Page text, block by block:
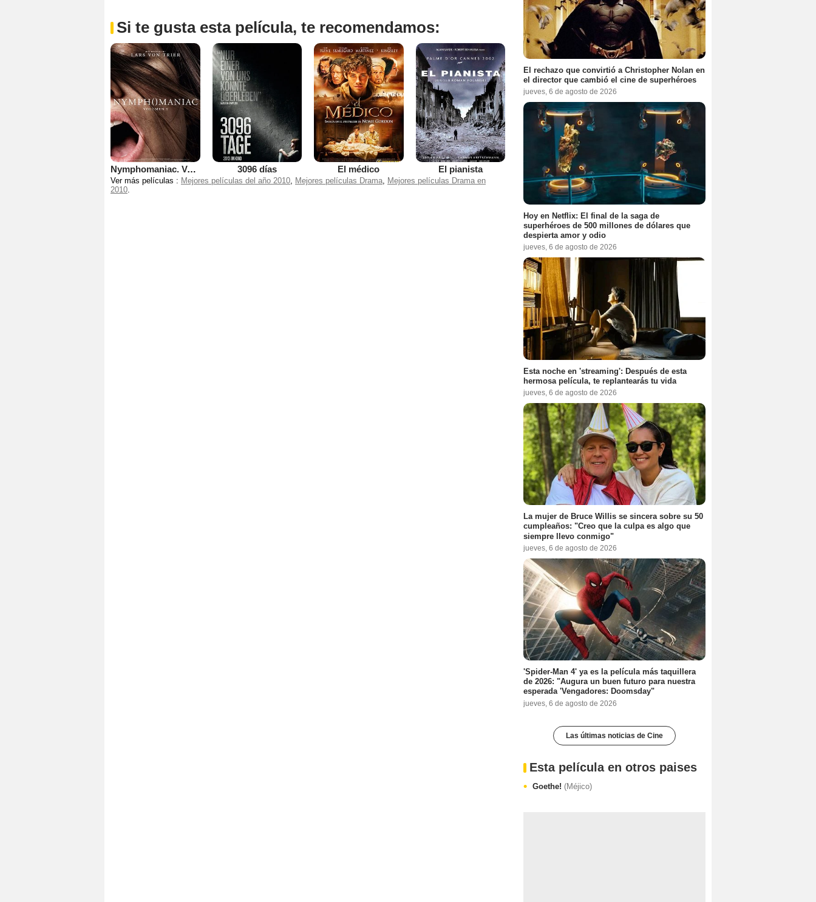
Si te gusta esta película, te recomendamos:
Nymphomaniac. Volumen 1 3096 días El médico El pianista
Ver más películas : Mejores películas del año 2010, Mejores películas Drama, Mejores películas Drama en
2010.
El rechazo que convirtió a Christopher Nolan en
el director que cambió el cine de superhéroes
jueves, 6 de agosto de 2026
Hoy en Netflix: El final de la saga de
superhéroes de 500 millones de dólares que
despierta amor y odio
jueves, 6 de agosto de 2026
Esta noche en 'streaming': Después de esta
hermosa película, te replantearás tu vida
jueves, 6 de agosto de 2026
La mujer de Bruce Willis se sincera sobre su 50
cumpleaños: "Creo que la culpa es algo que
siempre llevo conmigo"
jueves, 6 de agosto de 2026
'Spider-Man 4' ya es la película más taquillera
de 2026: "Augura un buen futuro para nuestra
esperada 'Vengadores: Doomsday"
jueves, 6 de agosto de 2026
Las últimas noticias de Cine
Esta película en otros paises
Goethe! (Méjico)